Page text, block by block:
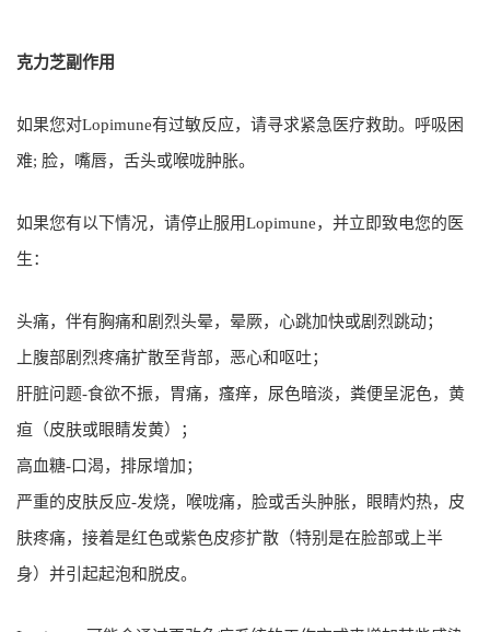
克力芝副作用
如果您对Lopimune有过敏反应，请寻求紧急医疗救助。呼吸困
难; 脸，嘴唇，舌头或喉咙肿胀。
如果您有以下情况，请停止服用Lopimune，并立即致电您的医
生：
头痛，伴有胸痛和剧烈头晕，晕厥，心跳加快或剧烈跳动；
上腹部剧烈疼痛扩散至背部，恶心和呕吐；
肝脏问题-食欲不振，胃痛，瘙痒，尿色暗淡，粪便呈泥色，黄
疸（皮肤或眼睛发黄）；
高血糖-口渴，排尿增加；
严重的皮肤反应-发烧，喉咙痛，脸或舌头肿胀，眼睛灼热，皮
肤疼痛，接着是红色或紫色皮疹扩散（特别是在脸部或上半
身）并引起起泡和脱皮。